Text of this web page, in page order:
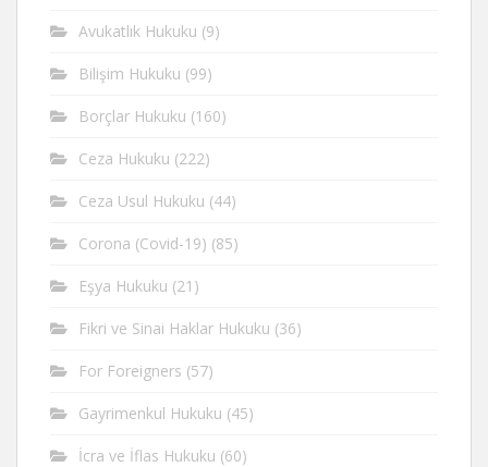
Avukatlık Hukuku (9)
Bilişim Hukuku (99)
Borçlar Hukuku (160)
Ceza Hukuku (222)
Ceza Usul Hukuku (44)
Corona (Covid-19) (85)
Eşya Hukuku (21)
Fikri ve Sinai Haklar Hukuku (36)
For Foreigners (57)
Gayrimenkul Hukuku (45)
İcra ve İflas Hukuku (60)